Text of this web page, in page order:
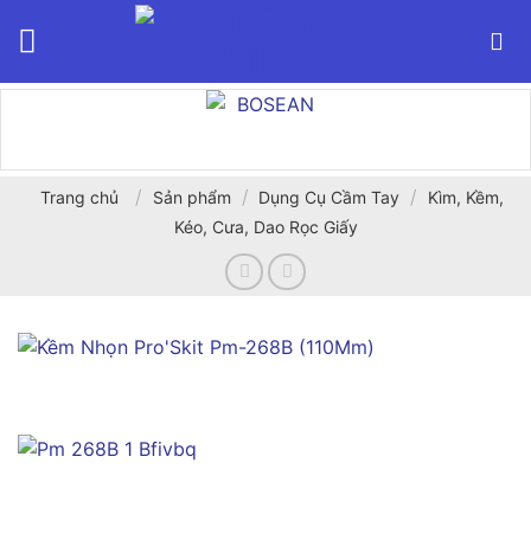
Trang chủ / Sản phẩm / Dụng Cụ Cầm Tay /
Kìm, Kềm,
Kéo, Cưa, Dao Rọc Giấy